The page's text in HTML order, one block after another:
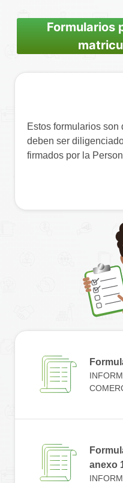
Formularios
Estos formularios son
deben ser
firmados por la
anexo